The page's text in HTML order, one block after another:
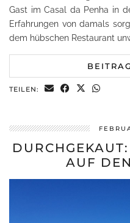
Gast im Casal da Penha in
Erfahrungen von damals
dem hübschen Restaurant
TEILEN:
AUF